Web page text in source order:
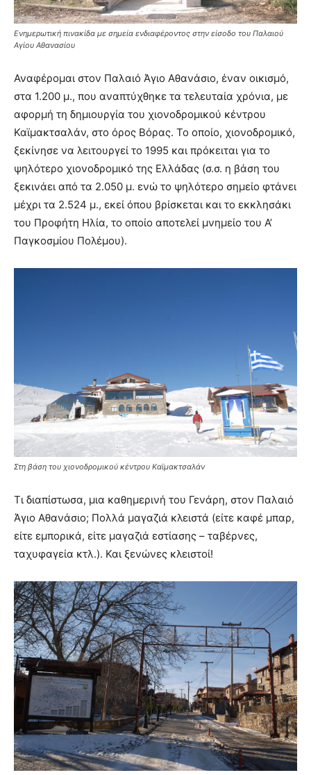
Ενημερωτική πινακίδα με σημεία ενδιαφέροντος στην είσοδο του Παλαιού
Αγίου Αθανασίου
Αναφέρομαι στον Παλαιό Άγιο Αθανάσιο, έναν οικισμό,
στα 1.200 μ., που αναπτύχθηκε τα τελευταία χρόνια, με
αφορμή τη δημιουργία του χιονοδρομικού κέντρου
Καϊμακτσαλάν, στο όρος Βόρας. Το οποίο, χιονοδρομικό,
ξεκίνησε να λειτουργεί το 1995 και πρόκειται για το
ψηλότερο χιονοδρομικό της Ελλάδας (σ.σ. η βάση του
ξεκινάει από τα 2.050 μ. ενώ το ψηλότερο σημείο φτάνει
μέχρι τα 2.524 μ., εκεί όπου βρίσκεται και το εκκλησάκι
του Προφήτη Ηλία, το οποίο αποτελεί μνημείο του Α’
Παγκοσμίου Πολέμου).
Στη βάση του χιονοδρομικού κέντρου Καϊμακτσαλάν
Τι διαπίστωσα, μια καθημερινή του Γενάρη, στον Παλαιό
Άγιο Αθανάσιο; Πολλά μαγαζιά κλειστά (είτε καφέ μπαρ,
είτε εμπορικά, είτε μαγαζιά εστίασης – ταβέρνες,
ταχυφαγεία κτλ.). Και ξενώνες κλειστοί!